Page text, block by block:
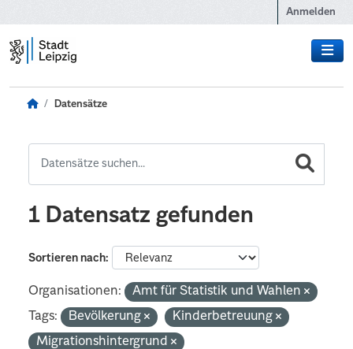
Anmelden
Datensätze
1 Datensatz gefunden
Sortieren nach
Organisationen:
Amt für Statistik und Wahlen
Tags:
Bevölkerung
Kinderbetreuung
Migrationshintergrund